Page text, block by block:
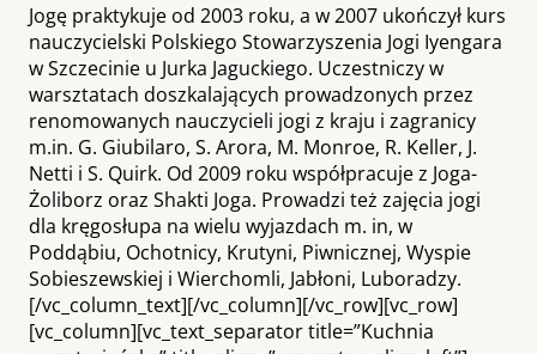
Jogę praktykuje od 2003 roku, a w 2007 ukończył kurs
nauczycielski Polskiego Stowarzyszenia Jogi Iyengara
w Szczecinie u Jurka Jaguckiego. Uczestniczy w
warsztatach doszkalających prowadzonych przez
renomowanych nauczycieli jogi z kraju i zagranicy
m.in. G. Giubilaro, S. Arora, M. Monroe, R. Keller, J.
Netti i S. Quirk. Od 2009 roku współpracuje z Joga-
Żoliborz oraz Shakti Joga. Prowadzi też zajęcia jogi
dla kręgosłupa na wielu wyjazdach m. in, w
Poddąbiu, Ochotnicy, Krutyni, Piwnicznej, Wyspie
Sobieszewskiej i Wierchomli, Jabłoni, Luboradzy.
[/vc_column_text][/vc_column][/vc_row][vc_row]
[vc_column][vc_text_separator title=”Kuchnia